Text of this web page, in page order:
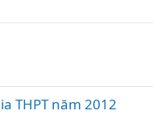
THPT năm 2012